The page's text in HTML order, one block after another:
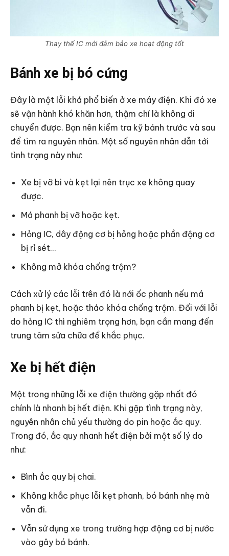
Thay thế IC mới đảm bảo xe hoạt động tốt
Bánh xe bị bó cứng
Đây là một lỗi khá phổ biến ở xe máy điện. Khi đó xe
sẽ vận hành khó khăn hơn, thậm chí là không di
chuyển được. Bạn nên kiểm tra kỹ bánh trước và sau
để tìm ra nguyên nhân. Một số nguyên nhân dẫn tới
tình trạng này như:
Xe bị vỡ bi và kẹt lại nên trục xe không quay
được.
Má phanh bị vỡ hoặc kẹt.
Hỏng IC, dây động cơ bị hỏng hoặc phần động cơ
bị rỉ sét…
Không mở khóa chống trộm?
Cách xử lý các lỗi trên đó là nới ốc phanh nếu má
phanh bị kẹt, hoặc tháo khóa chống trộm. Đối với lỗi
do hỏng IC thì nghiêm trọng hơn, bạn cần mang đến
trung tâm sửa chữa để khắc phục.
Xe bị hết điện
Một trong những lỗi xe điện thường gặp nhất đó
chính là nhanh bị hết điện. Khi gặp tình trạng này,
nguyên nhân chủ yếu thường do pin hoặc ắc quy.
Trong đó, ắc quy nhanh hết điện bởi một số lý do
như:
Bình ắc quy bị chai.
Không khắc phục lỗi kẹt phanh, bó bánh nhẹ mà
vẫn đi.
Vẫn sử dụng xe trong trường hợp động cơ bị nước
vào gây bó bánh.